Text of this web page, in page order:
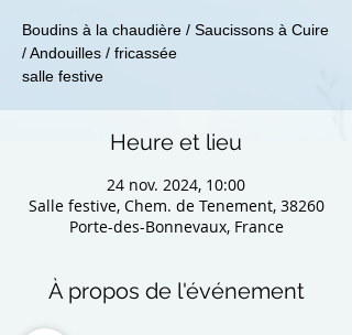
Boudins à la chaudière / Saucissons à Cuire
/ Andouilles / fricassée
salle festive
Heure et lieu
24 nov. 2024, 10:00
Salle festive, Chem. de Tenement, 38260
Porte-des-Bonnevaux, France
À propos de l'événement